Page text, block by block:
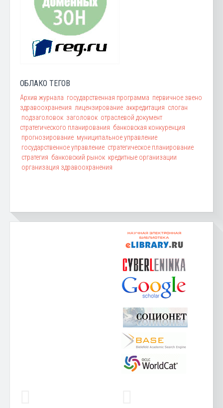
ОБЛАКО ТЕГОВ
Архив журнала государственная программа первичное звено
здравоохранения лицензирование аккредитация слоган
подзаголовок заголовок отраслевой документ
стратегического планирования банковская конкуренция
прогнозирование муниципальное управление
государственное управление стратегическое планирование
стратегия банковский рынок кредитные организации
организация здравоохранения